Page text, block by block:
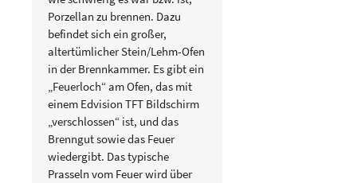
Porzellan zu brennen. Dazu
befindet sich ein großer,
altertümlicher Stein/Lehm-Ofen
in der Brennkammer. Es gibt ein
„Feuerloch“ am Ofen, das mit
einem Edvision TFT Bildschirm
„verschlossen“ ist, und das
Brenngut sowie das Feuer
wiedergibt. Das typische
Prasseln vom Feuer wird über